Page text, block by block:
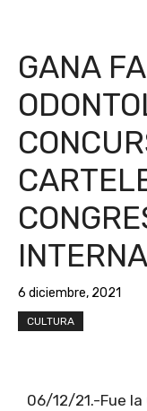
GANA
6 diciembre, 2021
CULTURA
06/12/21.-Fue